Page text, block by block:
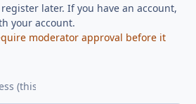
later. If you have an account,
your account.
moderator approval before it